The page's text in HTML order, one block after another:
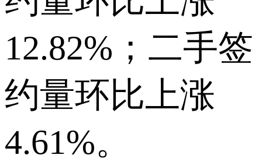
12.82%；二手签
约量环比上涨
4.61%。